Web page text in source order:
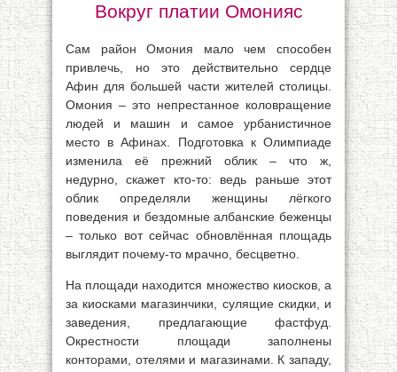
Вокруг платии Омонияс
Сам район Омония мало чем способен
привлечь, но это действительно сердце
Афин для большей части жителей столицы.
Омония – это непрестанное коловращение
людей и машин и самое урбанистичное
место в Афинах. Подготовка к Олимпиаде
изменила её прежний облик – что ж,
недурно, скажет кто-то: ведь раньше этот
облик определяли женщины лёгкого
поведения и бездомные албанские беженцы
– только вот сейчас обновлённая площадь
выглядит почему-то мрачно, бесцветно.
На площади находится множество киосков, а
за киосками магазинчики, сулящие скидки, и
заведения, предлагающие фастфуд.
Окрестности площади заполнены
конторами, отелями и магазинами. К западу,